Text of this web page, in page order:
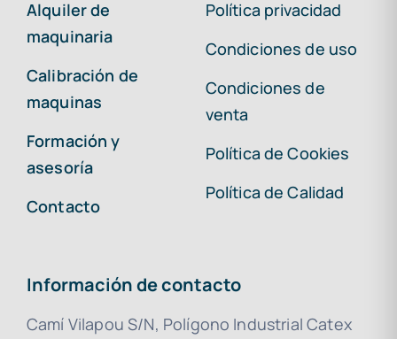
Alquiler de
maquinaria
Calibración de
maquinas
Formación y
asesoría
Contacto
Política privacidad
Condiciones de uso
Condiciones de
venta
Política de Cookies
Política de Calidad
Información de contacto
Camí Vilapou S/N, Polígono Industrial Catex